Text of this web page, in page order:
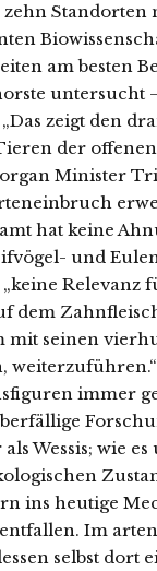
am besten
zeigt den
der
Minister
hat keine
und
dem
mit seinen
immer
Wessis; wie
ins heutige
Im
selbst